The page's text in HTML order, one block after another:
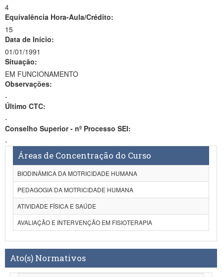
4
Equivalência Hora-Aula/Crédito:
15
Data de Início:
01/01/1991
Situação:
EM FUNCIONAMENTO
Observações:
-
Último CTC:
-
Conselho Superior - nº Processo SEI:
-
Áreas de Concentração do Curso
BIODINÂMICA DA MOTRICIDADE HUMANA
PEDAGOGIA DA MOTRICIDADE HUMANA
ATIVIDADE FÍSICA E SAÚDE
AVALIAÇÃO E INTERVENÇÃO EM FISIOTERAPIA
Ato(s) Normativos